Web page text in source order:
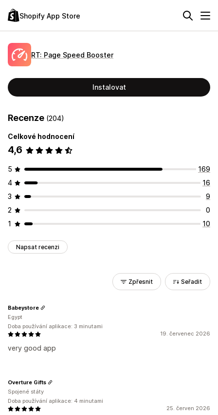
Shopify App Store
RT: Page Speed Booster
Instalovat
Recenze (204)
Celkové hodnocení
4,6
5
169
4
16
3
9
2
0
1
10
Napsat recenzi
Zpřesnit Seřadit
19. červenec 2026
very good app
Babeystore
Egypt
Doba používání aplikace: 3 minutami
25. červen 2026
Overture Gifts
Spojené státy
Doba používání aplikace: 4 minutami